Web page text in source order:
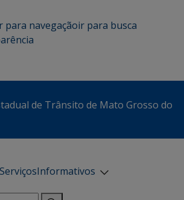
para navegaçãoir para busca
de Trânsito de Mato Grosso do
ServiçosInformativos